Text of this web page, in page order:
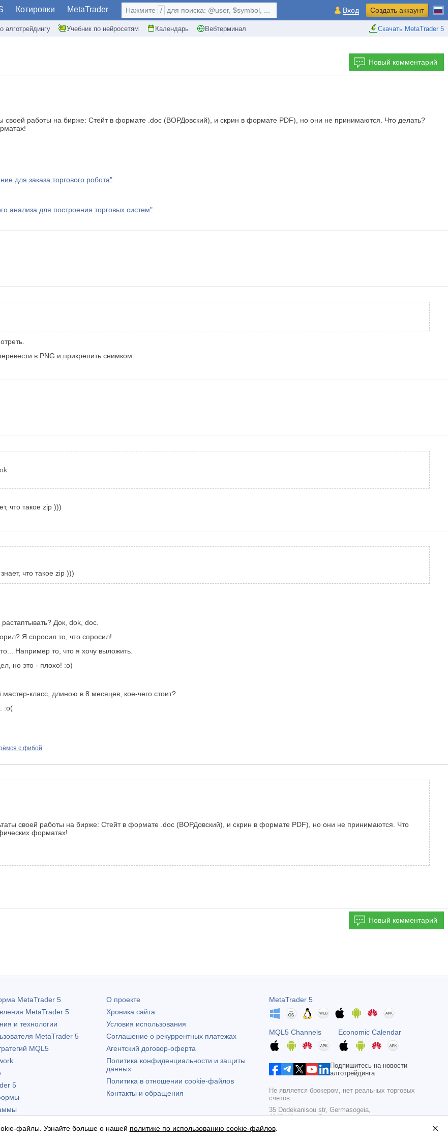
Котировки MetaTrader
алготрейдингу Учебник по нейросетям Календарь Вебтерминал Скачать MetaTrader 5
Нажмите / для поиска: @user, $symbol, ... Вход Создать аккаунт
Новый комментарий
своей работы на бирже: Стейт в формате .doc (ВОРДовский), и скрин в формате PDF), но они не принимаются. Что делать?
для заказа торгового робота"
анализа для построения торговых систем"
в PNG и прикрепить снимком.
что такое zip )))
что такое zip )))
Док, dok, doc.
Я спросил то, что спросил!
Например то, что я хочу выложить.
но это - плохо! :о)
класс, длиною в 8 месяцев, кое-чего стоит?
:о(
с фибой
своей работы на бирже: Стейт в формате .doc (ВОРДовский), и скрин в формате PDF), но они не принимаются. Что
форматах!
Новый комментарий
MetaTrader 5
MetaTrader 5
и технологии
MetaTrader 5
MQL5
5
О проекте
Хроника сайта
Условия использования
Соглашение о рекуррентных платежах
Агентский договор-оферта
Политика конфиденциальности и защиты
данных
Политика в отношении cookie-файлов
Контакты и обращения
MetaTrader 5
MQL5 Channels Economic Calendar
Подпишитесь на новости
алготрейдинга
Не является брокером, нет реальных торговых
счетов
35 Dodekanisou str, Germasogeia,
4043, Limassol, Cyprus
Copyright 2000-2026,
файлы. Узнайте больше о нашей политике по использованию cookie-файлов.